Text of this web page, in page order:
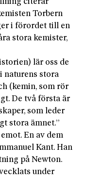
citerar
Torbern
i förordet till en
stora kemister,
lär oss de
naturens stora
(kemin, som rör
De två första är
som leder
stora ämnet.”
En av dem
Kant. Han
på Newton.
under